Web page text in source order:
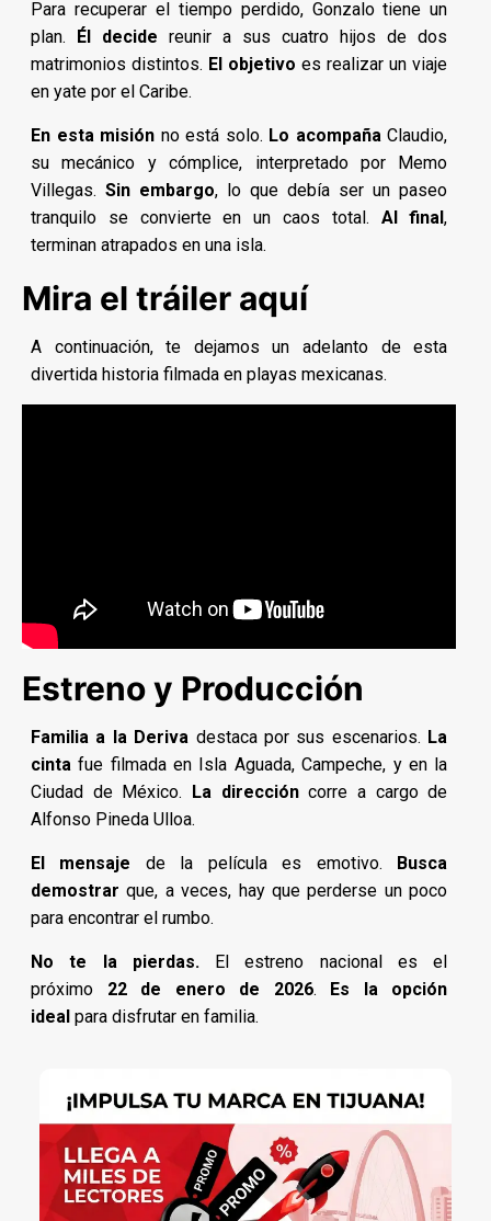
Para recuperar el tiempo perdido, Gonzalo tiene un
plan.
Él decide reunir a sus cuatro hijos de dos
matrimonios distintos. El objetivo es realizar un viaje
en yate por el Caribe.
En esta misión no está solo. Lo acompañaClaudio,
su mecánico y cómplice, interpretado por Memo
Villegas.Sin embargo, lo que debía ser un paseo
tranquilo se convierte en un caos total. Al final,
terminan atrapados en una isla.
Mira el tráiler aquí
A continuación, te dejamos un adelanto de esta
divertida historia filmada en playas mexicanas.
Estreno y Producción
Familia a la Deriva destaca por sus escenarios. La
cinta fue filmada en Isla Aguada, Campeche, y en la
Ciudad de México.
La direccióncorre a cargo de
Alfonso Pineda Ulloa.
El mensaje de la película es emotivo.
Busca
demostrar que, a veces, hay que perderse un poco
para encontrar el rumbo.
No te la pierdas.El estreno nacional es el
próximo 22 de enero de 2026.
Es la opción
ideal para disfrutar en familia.